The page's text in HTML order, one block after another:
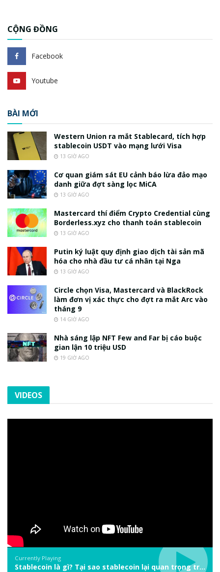
CỘNG ĐỒNG
Facebook
Youtube
BÀI MỚI
Western Union ra mắt Stablecard, tích hợp
stablecoin USDT vào mạng lưới Visa
13 GIỜ AGO
Cơ quan giám sát EU cảnh báo lừa đảo mạo
danh giữa đợt sàng lọc MiCA
13 GIỜ AGO
Mastercard thí điểm Crypto Credential cùng
Borderless.xyz cho thanh toán stablecoin
13 GIỜ AGO
Putin ký luật quy định giao dịch tài sản mã
hóa cho nhà đầu tư cá nhân tại Nga
13 GIỜ AGO
Circle chọn Visa, Mastercard và BlackRock
làm đơn vị xác thực cho đợt ra mắt Arc vào
tháng 9
14 GIỜ AGO
Nhà sáng lập NFT Few and Far bị cáo buộc
gian lận 10 triệu USD
19 GIỜ AGO
VIDEOS
Currently Playing
Stablecoin là gì? Tại sao stablecoin lại quan trọng trong thị trường crypto? | Phổ cập Blockchain